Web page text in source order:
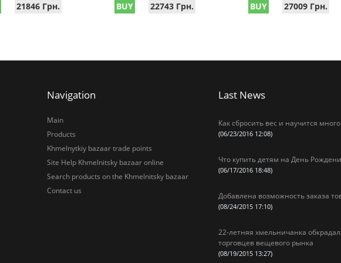
21846 Грн. BUY 22743 Грн. BUY 27009 Грн.
Navigation
Main
Products
Khmelnytkiy bazaar trade points
Site Help Khmelnitsky bazaar online
Search products on the Khmelnitsky bazaar
Contact us
Last News
Как сбросить вес и научится
(06/23/2016 12:08)
Что купить детям на День
(06/17/2016 18:48)
Добавлена возможность заказа
(08/24/2015 17:10)
22-летняя хмельничанка
торговцев вещевого рынка
(08/19/2015 13:27)